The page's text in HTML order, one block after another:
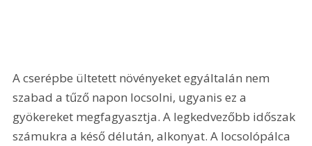
A cserépbe ültetett növényeket egyáltalán nem
szabad a tűző napon locsolni, ugyanis ez a
gyökereket megfagyasztja. A legkedvezőbb időszak
számukra a késő délután, alkonyat. A locsolópálca